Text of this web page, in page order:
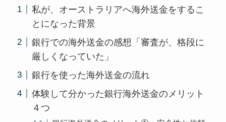
私が、オーストラリアへ海外送金をするこ
とになった背景
銀行での海外送金の感想「審査が、格段に
厳しくなっていた」
銀行を使った海外送金の流れ
体験して分かった銀行海外送金のメリット
４つ